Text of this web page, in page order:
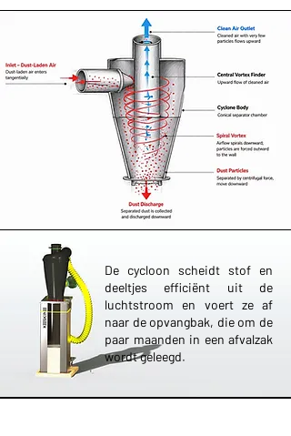
De cycloon scheidt stof en
deeltjes efficiënt uit de
luchtstroom en voert ze af
naar de opvangbak, die om de
paar maanden in een afvalzak
wordt geleegd.